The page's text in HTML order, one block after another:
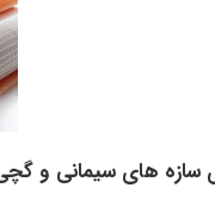
سازه های سیمانی و